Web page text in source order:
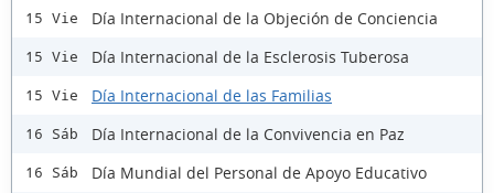
15 Vie Día Internacional de la Objeción de Conciencia
15 Vie Día Internacional de la Esclerosis Tuberosa
15 Vie Día Internacional de las Familias
16 Sáb Día Internacional de la Convivencia en Paz
16 Sáb Día Mundial del Personal de Apoyo Educativo